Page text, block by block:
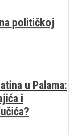
političkoj
u Palama:
i